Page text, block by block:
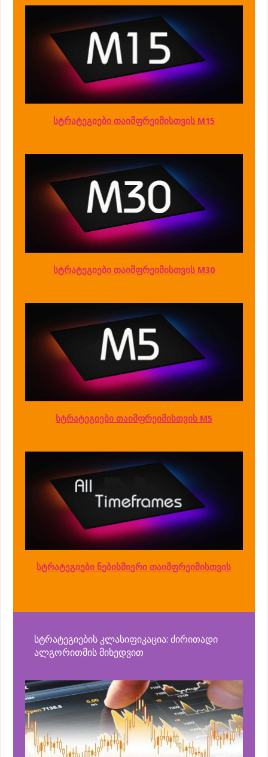
სტრატეგიები თაიმფრეიმისთვის M15
სტრატეგიები თაიმფრეიმისთვის M30
სტრატეგიები თაიმფრეიმისთვის M5
სტრატეგიები ნებისმიერი თაიმფრეიმისთვის
სტრატეგიების კლასიფიკაცია: ძირითადი
ალგორითმის მიხედვით